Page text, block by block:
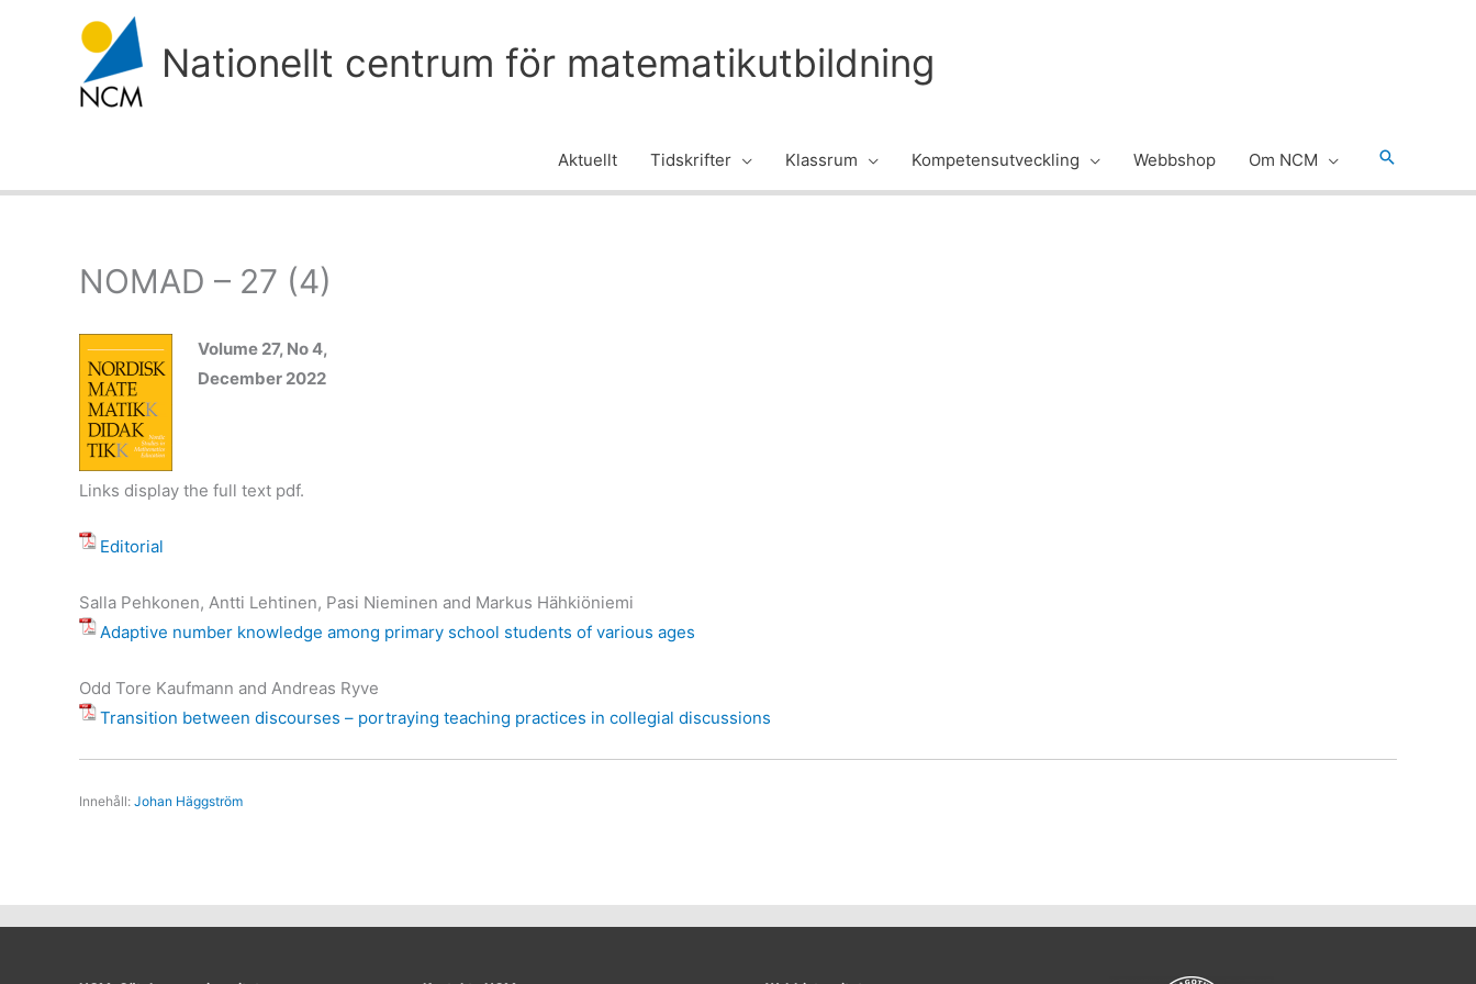
Nationellt centrum för matematikutbildning
Aktuellt Tidskrifter Klassrum Kompetensutveckling Webbshop Om NCM Sök
NOMAD – 27 (4)
Volume 27, No 4,
December 2022
Links display the full text pdf.
Editorial
Salla Pehkonen, Antti Lehtinen, Pasi Nieminen and Markus Hähkiöniemi
Adaptive number knowledge among primary school students of various ages
Odd Tore Kaufmann and Andreas Ryve
Transition between discourses – portraying teaching practices in collegial discussions
Innehåll: Johan Häggström